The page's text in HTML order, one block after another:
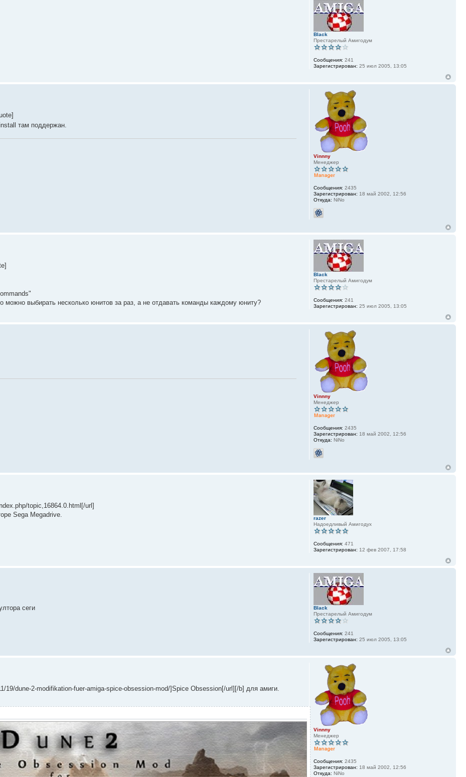
Black
Престарелый Амигодум
Сообщения: 241
Зарегистрирован: 25 июл 2005, 13:05
там поддержан.
Vinnny
Менеджер
Сообщения: 2435
Зарегистрирован: 18 май 2002, 12:56
Откуда: NiNo
можно выбирать несколько юнитов за раз, а не отдавать команды каждому юниту?
Black
Престарелый Амигодум
Сообщения: 241
Зарегистрирован: 25 июл 2005, 13:05
Vinnny
Менеджер
Сообщения: 2435
Зарегистрирован: 18 май 2002, 12:56
Откуда: NiNo
topic,16864.0.html[/url]
Sega Megadrive.
razer
Надоедливый Амигодух
Сообщения: 471
Зарегистрирован: 12 фев 2007, 17:58
сеги
Black
Престарелый Амигодум
Сообщения: 241
Зарегистрирован: 25 июл 2005, 13:05
19/dune-2-modifikation-fuer-amiga-spice-obsession-mod/]Spice Obsession[/url][/b] для амиги.
Vinnny
Менеджер
Сообщения: 2435
Зарегистрирован: 18 май 2002, 12:56
Откуда: NiNo